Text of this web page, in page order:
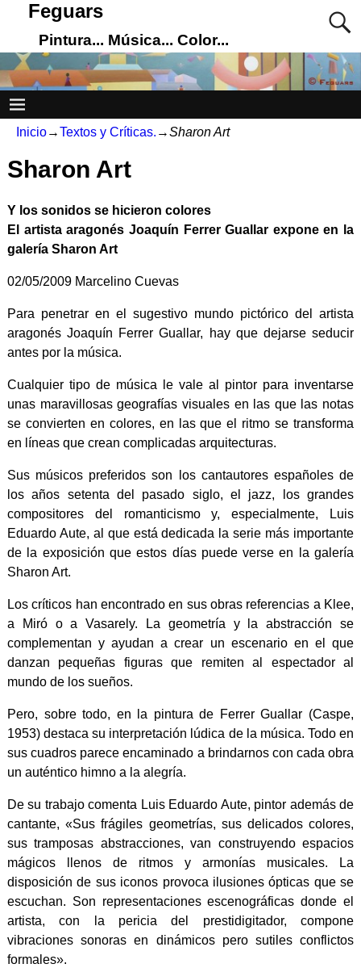
Feguars
Pintura... Música... Color...
Inicio→Textos y Críticas. →Sharon Art
Sharon Art
Y los sonidos se hicieron colores
El artista aragonés Joaquín Ferrer Guallar expone en la
galería Sharon Art
02/05/2009 Marcelino Cuevas
Para penetrar en el sugestivo mundo pictórico del artista
aragonés Joaquín Ferrer Guallar, hay que dejarse seducir
antes por la música.
Cualquier tipo de música le vale al pintor para inventarse
unas maravillosas geografías visuales en las que las notas
se convierten en colores, en las que el ritmo se transforma
en líneas que crean complicadas arquitecturas.
Sus músicos preferidos son los cantautores españoles de
los años setenta del pasado siglo, el jazz, los grandes
compositores del romanticismo y, especialmente, Luis
Eduardo Aute, al que está dedicada la serie más importante
de la exposición que estos días puede verse en la galería
Sharon Art.
Los críticos han encontrado en sus obras referencias a Klee,
a Miró o a Vasarely. La geometría y la abstracción se
complementan y ayudan a crear un escenario en el que
danzan pequeñas figuras que remiten al espectador al
mundo de los sueños.
Pero, sobre todo, en la pintura de Ferrer Guallar (Caspe,
1953) destaca su interpretación lúdica de la música. Todo en
sus cuadros parece encaminado a brindarnos con cada obra
un auténtico himno a la alegría.
De su trabajo comenta Luis Eduardo Aute, pintor además de
cantante, «Sus frágiles geometrías, sus delicados colores,
sus tramposas abstracciones, van construyendo espacios
mágicos llenos de ritmos y armonías musicales. La
disposición de sus iconos provoca ilusiones ópticas que se
escuchan. Son representaciones escenográficas donde el
artista, con la pericia del prestidigitador, compone
vibraciones sonoras en dinámicos pero sutiles conflictos
formales».